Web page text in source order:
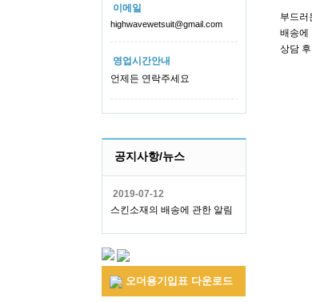
이메일
highwavewetsuit@gmail.com
영업시간안내
언제든 연락주세요
공지사항/뉴스
2019-07-12
스킨소재의 배송에 관한 알림
오더용기입표 다운로드
부드러
배송에
상담